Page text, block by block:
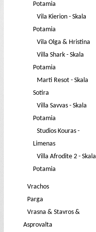
Potamia
Vila Kierion - Skala
Potamia
Vila Olga & Hristina
Villa Shark - Skala
Potamia
Marti Resot - Skala
Sotira
Villa Savvas - Skala
Potamia
Studios Kouras -
Limenas
Villa Afrodite 2 - Skala
Potamia
Vrachos
Parga
Vrasna & Stavros &
Asprovalta